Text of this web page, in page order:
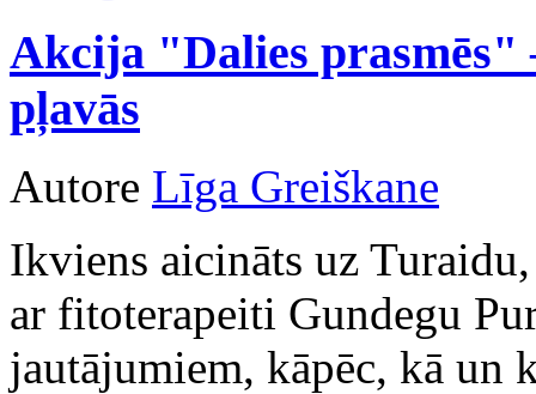
Akcija "Dalies prasmēs"
pļavās
Autore Līga Greiškane
Ikviens aicināts uz
ar fitoterapeiti Gundegu
jautājumiem, kāpēc, kā un